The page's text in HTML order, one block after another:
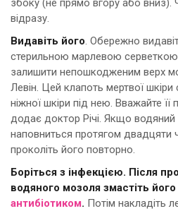
збоку (не прямо вгору або вниз).
відразу.
Видавіть його. Обережно
стерильною марлевою
залишити непошкодженим верх
Левін. Цей клапоть мертвої
ніжної шкіри під нею. Вважайте її
додає доктор Річі. Якщо
наповниться протягом двадцяти
проколіть його повторно.
Боріться з інфекцією. Після
водяного мозоля змастіть
антибіотиком. Потім накладіть